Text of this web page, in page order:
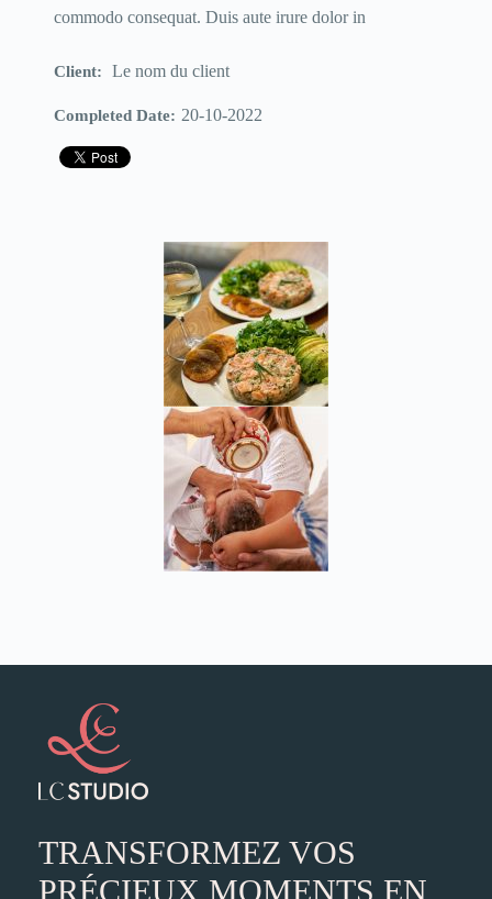
commodo consequat. Duis aute irure dolor in
Client: Le nom du client
Completed Date: 20-10-2022
TRANSFORMEZ VOS
PRÉCIEUX MOMENTS EN